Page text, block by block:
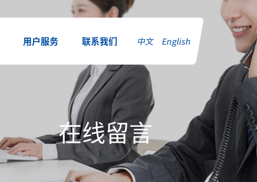
用户服务 联系我们 中文 English
在线留言